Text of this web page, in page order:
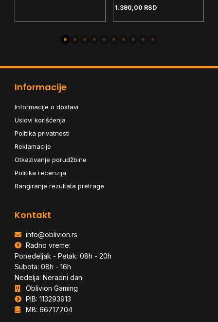
1.390,00 RSD
Informacije
Informacije o dostavi
Uslovi korišćenja
Politika privatnosti
Reklamacije
Otkazivanje porudžbine
Politika recenzija
Rangiranje rezultata pretrage
Kontakt
info@oblivion.rs
Radno vreme:
Ponedeljak - Petak: 08h - 20h
Subota: 08h - 16h
Nedelja: Neradni dan
Oblivion Gaming
PIB: 113293913
MB: 66717704